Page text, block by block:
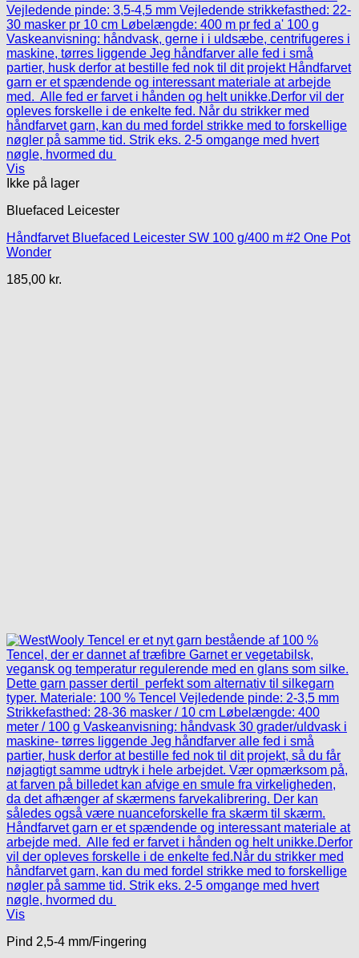
Vis
Ikke på lager
Bluefaced Leicester
Håndfarvet Bluefaced Leicester SW 100 g/400 m #2 One Pot
Wonder
185,00 kr.
Vis
Pind 2,5-4 mm/Fingering